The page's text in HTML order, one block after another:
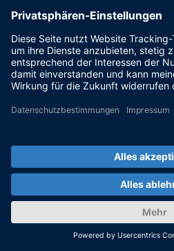
Die Erfolgsstorys unserer
einen Überblick über die
Anwendungsszenarien, in
Simulatoren eingesetzt
ERFAHREN SIE MEHR
Immer auf dem
Stand mit